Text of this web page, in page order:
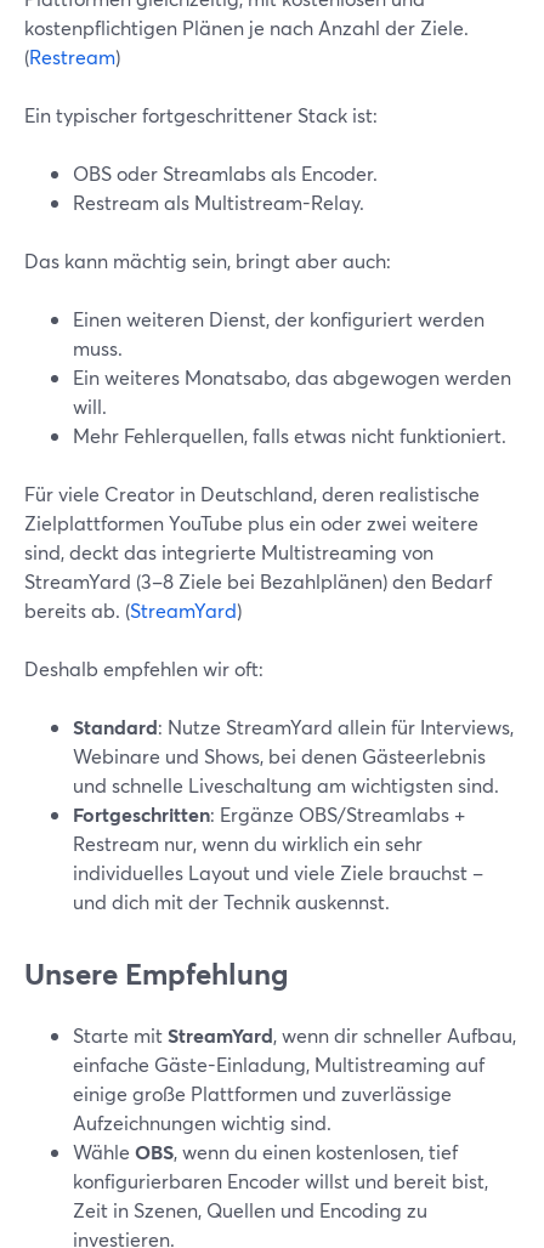
kostenpflichtigen Plänen je nach Anzahl der Ziele.
(Restream)
Ein typischer fortgeschrittener Stack ist:
OBS oder Streamlabs als Encoder.
Restream als Multistream-Relay.
Das kann mächtig sein, bringt aber auch:
Einen weiteren Dienst, der konfiguriert werden
muss.
Ein weiteres Monatsabo, das abgewogen werden
will.
Mehr Fehlerquellen, falls etwas nicht funktioniert.
Für viele Creator in Deutschland, deren realistische
Zielplattformen YouTube plus ein oder zwei weitere
sind, deckt das integrierte Multistreaming von
StreamYard (3–8 Ziele bei Bezahlplänen) den Bedarf
bereits ab. (StreamYard)
Deshalb empfehlen wir oft:
Standard: Nutze StreamYard allein für Interviews,
Webinare und Shows, bei denen Gästeerlebnis
und schnelle Liveschaltung am wichtigsten sind.
Fortgeschritten: Ergänze OBS/Streamlabs +
Restream nur, wenn du wirklich ein sehr
individuelles Layout und viele Ziele brauchst –
und dich mit der Technik auskennst.
Unsere Empfehlung
Starte mitStreamYard, wenn dir schneller Aufbau,
einfache Gäste-Einladung, Multistreaming auf
einige große Plattformen und zuverlässige
Aufzeichnungen wichtig sind.
Wähle OBS, wenn du einen kostenlosen, tief
konfigurierbaren Encoder willst und bereit bist,
Zeit in Szenen, Quellen und Encoding zu
investieren.